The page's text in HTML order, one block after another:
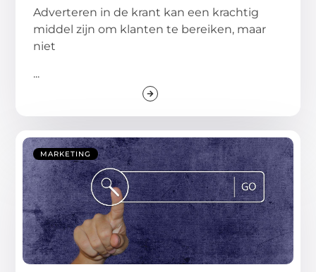
Adverteren in de krant kan een krachtig
middel zijn om klanten te bereiken, maar
niet
...
MARKETING